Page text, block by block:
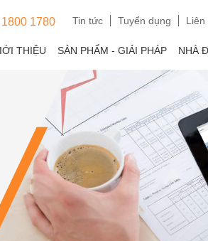
1800 1780 Tin tức Tuyển dụng Liên
THIỆU SẢN PHẨM - GIẢI PHÁP NHÀ